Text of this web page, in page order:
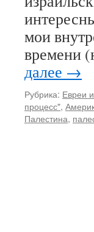
мои
времени
далее →
Рубрика: Евреи
процесс",
Палестина,